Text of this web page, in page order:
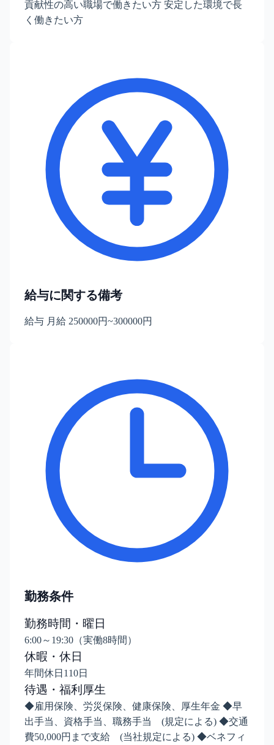
貢献性の高い職場で働きたい方 安定した環境で長
く働きたい方
給与に関する備考
給与 月給 250000円~300000円
勤務条件
勤務時間・曜日
6:00～19:30（実働8時間）
休暇・休日
年間休日110日
待遇・福利厚生
◆雇用保険、労災保険、健康保険、厚生年金 ◆早
出手当、資格手当、職務手当 (規定による) ◆交通
費50,000円まで支給 (当社規定による) ◆ベネフィ